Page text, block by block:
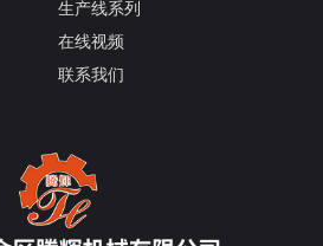
生产线系列
在线视频
联系我们